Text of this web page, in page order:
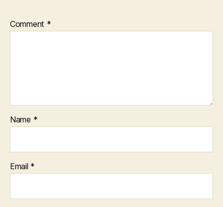
Comment *
Name *
Email *